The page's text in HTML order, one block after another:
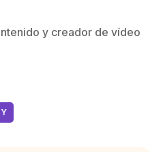
y creador de vídeo